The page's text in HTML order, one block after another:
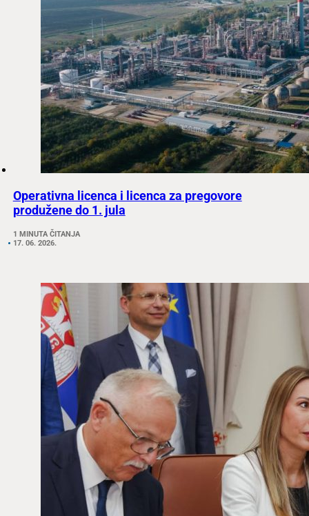
Operativna licenca i licenca za pregovore
produžene do 1. jula
1 MINUTA ČITANJA
17. 06. 2026.